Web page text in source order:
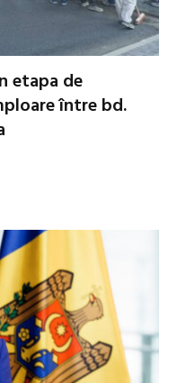
etapa de
între bd.